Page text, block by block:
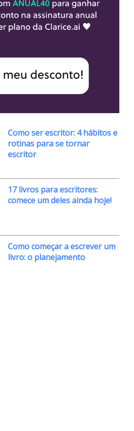
Como ser escritor: 4 hábitos e
rotinas para se tornar
escritor
17 livros para escritores:
comece um deles ainda hoje!
Como começar a escrever um
livro: o planejamento